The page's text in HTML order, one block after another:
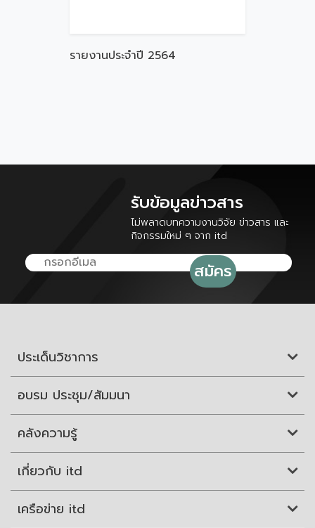
รายงานประจำปี 2564
รับข้อมูลข่าวสาร
ไม่พลาดบทความงานวิจัย ข่าวสาร และ
กิจกรรมใหม่ ๆ จาก itd
ประเด็นวิชาการ
อบรม ประชุม/สัมมนา
คลังความรู้
เกี่ยวกับ itd
เครือข่าย itd